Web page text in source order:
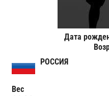
Дата
РОССИЯ
Вес